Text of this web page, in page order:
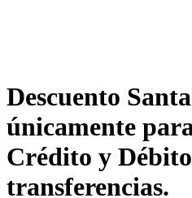
Descuento
únicamente
Crédito y
transferencias.